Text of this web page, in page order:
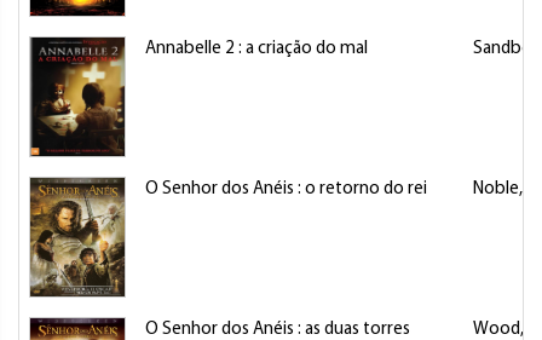
Annabelle 2 : a criação do mal
O Senhor dos Anéis : o retorno do rei Noble,
O Senhor dos Anéis : as duas torres Wood,